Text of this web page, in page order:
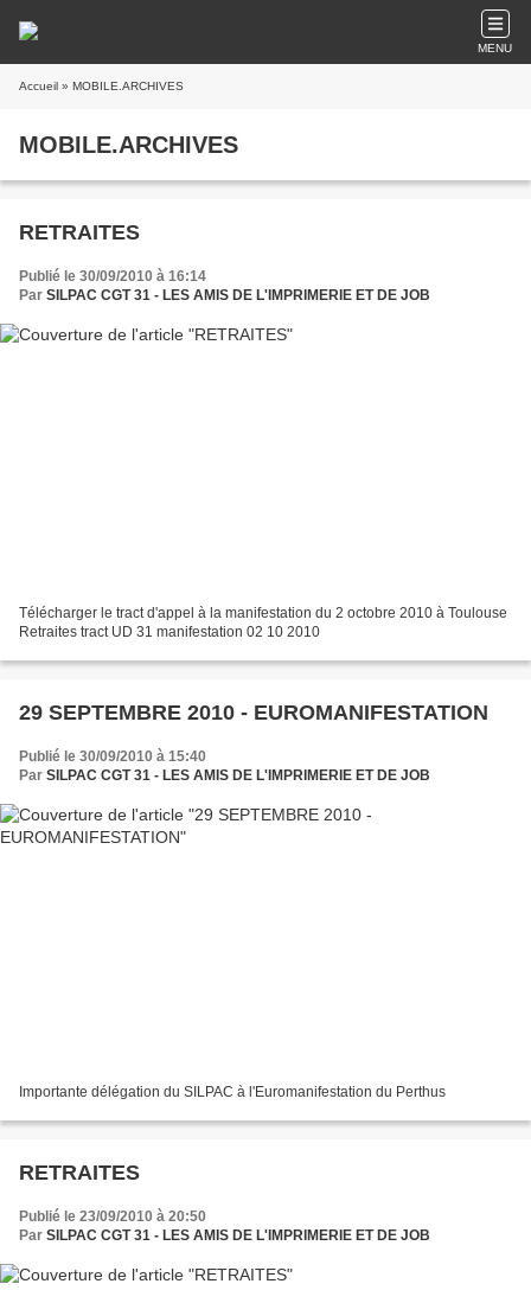
MENU
Accueil » MOBILE.ARCHIVES
MOBILE.ARCHIVES
RETRAITES
Publié le 30/09/2010 à 16:14
Par SILPAC CGT 31 - LES AMIS DE L'IMPRIMERIE ET DE JOB
Télécharger le tract d'appel à la manifestation du 2 octobre 2010 à Toulouse
Retraites tract UD 31 manifestation 02 10 2010
29 SEPTEMBRE 2010 - EUROMANIFESTATION
Publié le 30/09/2010 à 15:40
Par SILPAC CGT 31 - LES AMIS DE L'IMPRIMERIE ET DE JOB
Importante délégation du SILPAC à l'Euromanifestation du Perthus
RETRAITES
Publié le 23/09/2010 à 20:50
Par SILPAC CGT 31 - LES AMIS DE L'IMPRIMERIE ET DE JOB